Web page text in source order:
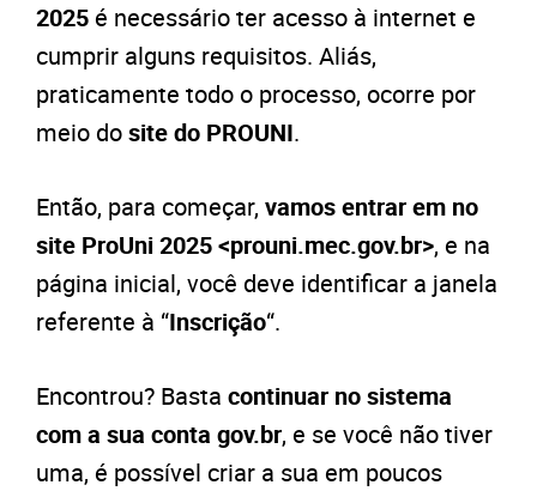
2025 é necessário ter acesso à internet e
cumprir alguns requisitos. Aliás,
praticamente todo o processo, ocorre por
meio dosite do PROUNI.
Então, para começar, vamos entrar em no
site ProUni 2025 <prouni.mec.gov.br>, e na
página inicial, você deve identificar a janela
referente à “Inscrição“.
Encontrou? Basta continuar no sistema
com a sua conta gov.br, e se você não tiver
uma, é possível criar a sua em poucos